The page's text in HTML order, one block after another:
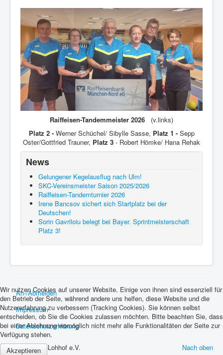
Raiffeisen-Tandemmeister 2026 (v.links)
Platz 2 -Werner Schüchel/ Sibylle Sasse, Platz 1 -Sepp
Oster/Gottfried Trauner, Platz 3 - Robert Hömke/ Hana Rehak
News
Gelungener Kegelausflug nach Ulm!
SKC-Vereinsmeister Saison 2025/2026
Raiffeisen-Tandemturnier 2026
Irene Bancsov sichert sich Startplatz bei der
Deutschen!
Sorin Gavriloiu belegt bei Bayer. Sprintmeisterschaft
Platz 3!
An-/Abmelden
Impressum
Datenschutzerklärung
Nach oben
© 2026 SKC-Lohhof e.V.
Wir nutzen Cookies auf unserer Website. Einige von ihnen sind essenziell für
den Betrieb der Seite, während andere uns helfen, diese Website und die
Nutzererfahrung zu verbessern (Tracking Cookies). Sie können selbst
entscheiden, ob Sie die Cookies zulassen möchten. Bitte beachten Sie, dass
bei einer Ablehnung womöglich nicht mehr alle Funktionalitäten der Seite zur
Verfügung stehen.
Akzeptieren